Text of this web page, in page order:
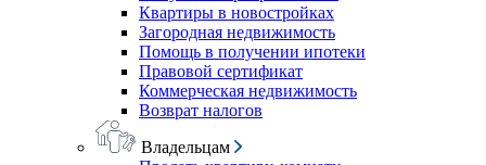
Квартиры в новостройках
Загородная недвижимость
Помощь в получении ипотеки
Правовой сертификат
Коммерческая недвижимость
Возврат налогов
Владельцам